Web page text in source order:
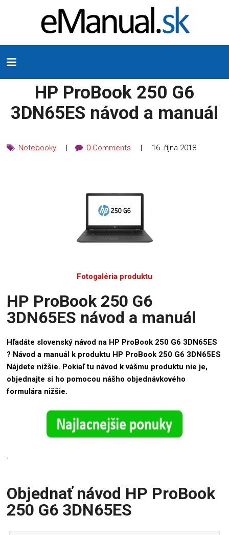
HP ProBook 250 G6
3DN65ES návod a manuál
Notebooky 0 Comments 16. října 2018
Fotogaléria produktu
HP ProBook 250 G6
3DN65ES návod a manuál
Hľadáte slovenský návod na HP ProBook 250 G6 3DN65ES
? Návod a manuál k produktu HP ProBook 250 G6 3DN65ES
Nájdete nižšie. Pokiaľ tu návod k vášmu produktu nie je,
objednajte si ho pomocou nášho objednávkového
formulára nižšie.
.
Objednať návod HP ProBook
250 G6 3DN65ES